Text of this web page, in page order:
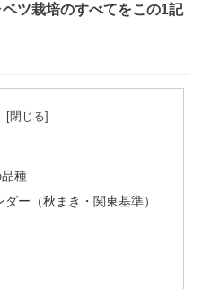
ベツ栽培のすべてをこの1記
種
ー（秋まき・関東基準）